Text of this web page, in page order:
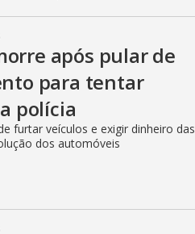
após pular de
para tentar
polícia
furtar veículos e exigir dinheiro das
dos automóveis